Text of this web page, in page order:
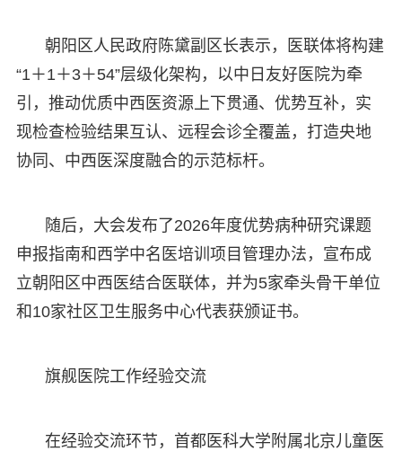
朝阳区人民政府陈黛副区长表示，医联体将构建
“1＋1＋3＋54”层级化架构，以中日友好医院为牵
引，推动优质中西医资源上下贯通、优势互补，实
现检查检验结果互认、远程会诊全覆盖，打造央地
协同、中西医深度融合的示范标杆。
随后，大会发布了2026年度优势病种研究课题
申报指南和西学中名医培训项目管理办法，宣布成
立朝阳区中西医结合医联体，并为5家牵头骨干单位
和10家社区卫生服务中心代表获颁证书。
旗舰医院工作经验交流
在经验交流环节，首都医科大学附属北京儿童医